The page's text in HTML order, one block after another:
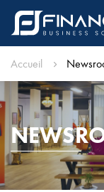
Accueil